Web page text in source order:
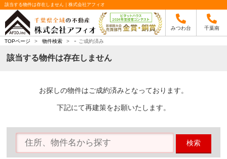
該当する物件は存在しません｜株式会社アフィオ
みつわ台 千葉南
TOPページ > 物件検索 > - ご成約済み
該当する物件は存在しません
お探しの物件はご成約済みとなっております。
下記にて再建策をお願いたします。
検索